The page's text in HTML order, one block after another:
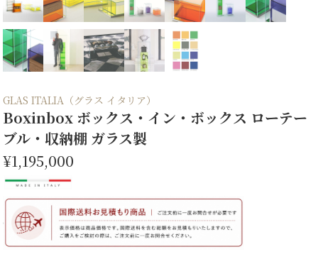
GLAS ITALIA（グラス イタリア）
Boxinbox ボックス・イン・ボックス ローテー
ブル・収納棚 ガラス製
¥1,195,000